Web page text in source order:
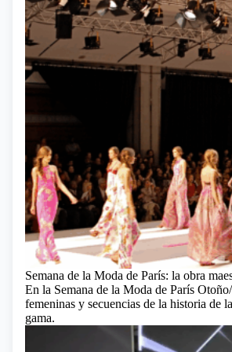
Semana de la Moda de París: la obra
En la Semana de la Moda de París
femeninas y secuencias de la historia de
gama.